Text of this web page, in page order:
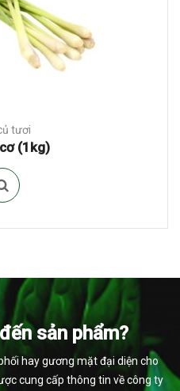
tươi
(1kg)
sản phẩm?
hay gương mặt đại diện cho
cung cấp thông tin về công ty